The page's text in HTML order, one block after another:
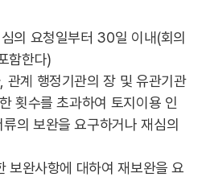
의 요청일부터 30일 이내(회의
함한다)
계 행정기관의 장 및 유관기관
횟수를 초과하여 토지이용 인
의 보완을 요구하거나 재심의
보완사항에 대하여 재보완을 요